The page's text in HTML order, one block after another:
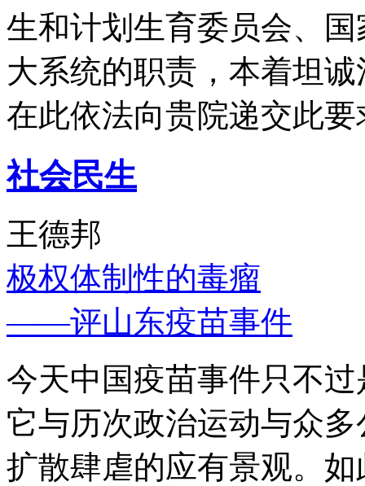
生和计划生育委员会、
大系统的职责，本着坦
在此依法向贵院递交此要
社会民生
王德邦
极权体制性的毒瘤
——评山东疫苗事件
今天中国疫苗事件只不
它与历次政治运动与众
扩散肆虐的应有景观。